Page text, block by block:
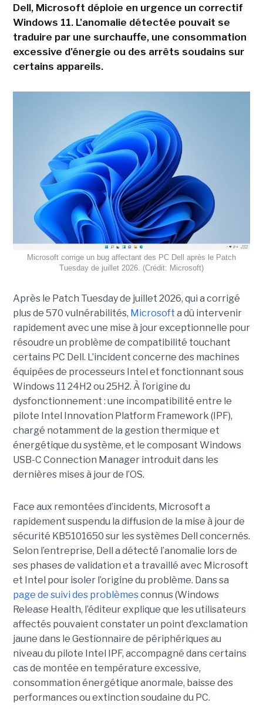
Dell, Microsoft déploie en urgence un correctif
Windows 11. L'anomalie détectée pouvait se
traduire par une surchauffe, une consommation
excessive d'énergie ou des arrêts soudains sur
certains appareils.
Microsoft corrige un bug affectant des PC Dell après le Patch
Tuesday de juillet 2026. (Crédit: Microsoft)
Après le Patch Tuesday de juillet 2026, qui a corrigé
plus de 570 vulnérabilités, Microsoft a dû intervenir
rapidement avec une mise à jour exceptionnelle pour
résoudre un problème de compatibilité touchant
certains PC Dell. L’incident concerne des machines
équipées de processeurs Intel et fonctionnant sous
Windows 11 24H2 ou 25H2. À l’origine du
dysfonctionnement : une incompatibilité entre le
pilote Intel Innovation Platform Framework (IPF),
chargé notamment de la gestion thermique et
énergétique du système, et le composant Windows
USB-C Connection Manager introduit dans les
dernières mises à jour de l’OS.
Face aux remontées d’incidents, Microsoft a
rapidement suspendu la diffusion de la mise à jour de
sécurité KB5101650 sur les systèmes Dell concernés.
Selon l’entreprise, Dell a détecté l’anomalie lors de
ses phases de validation et a travaillé avec Microsoft
et Intel pour isoler l’origine du problème. Dans sa
page de suivi des problèmesconnus (Windows
Release Health, l’éditeur explique que les utilisateurs
affectés pouvaient constater un point d’exclamation
jaune dans le Gestionnaire de périphériques au
niveau du pilote Intel IPF, accompagné dans certains
cas de montée en température excessive,
consommation énergétique anormale, baisse des
performances ou extinction soudaine du PC.